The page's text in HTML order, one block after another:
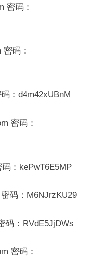
密码：
码：
：d4m42xUBnM
密码：
：kePwT6E5MP
码：M6NJrzKU29
码：RVdE5JjDWs
密码：